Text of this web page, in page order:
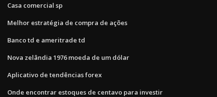
Casa comercial sp
Melhor estratégia de compra de ações
Banco td e ameritrade td
Nova zelândia 1976 moeda de um dólar
Aplicativo de tendências forex
Onde encontrar estoques de centavo para investir